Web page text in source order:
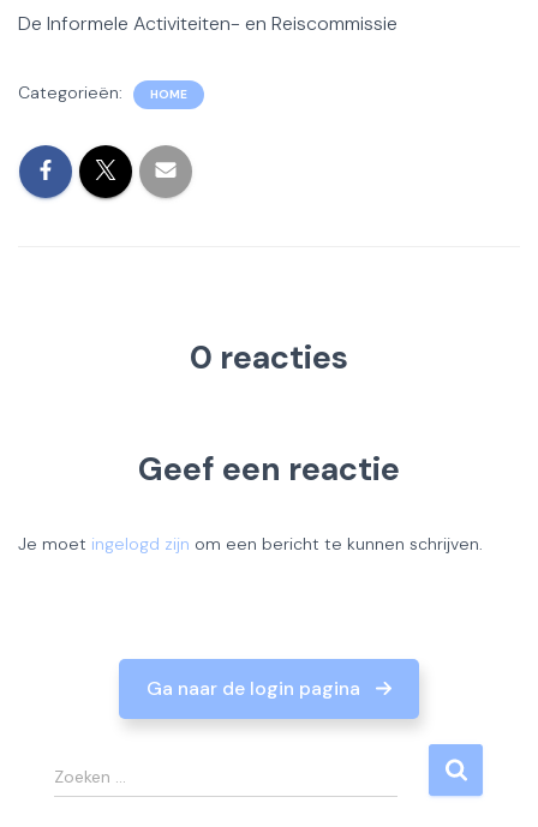
De Informele Activiteiten- en Reiscommissie
Categorieën: HOME
0 reacties
Geef een reactie
Je moet ingelogd zijn om een bericht te kunnen schrijven.
Ga naar de login pagina
Z
o
Zoeken …